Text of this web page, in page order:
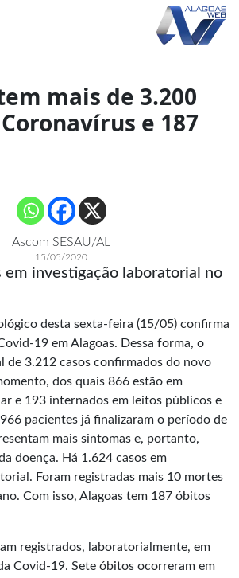
mais de 3.200
e 187
Ascom SESAU/AL
15/05/2020
em investigação laboratorial no
desta sexta-feira (15/05) confirma
19 em Alagoas. Dessa forma, o
de 3.212 casos confirmados do novo
dos quais 866 estão em
e 193 internados em leitos públicos e
pacientes já finalizaram o período de
mais sintomas e, portanto,
doença. Há 1.624 casos em
Foram registradas mais 10 mortes
Com isso, Alagoas tem 187 óbitos
registrados, laboratorialmente, em
Covid-19. Sete óbitos ocorreram em